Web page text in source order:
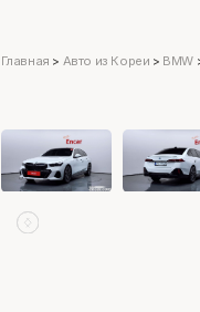
Главная > Авто из Кореи > BMW